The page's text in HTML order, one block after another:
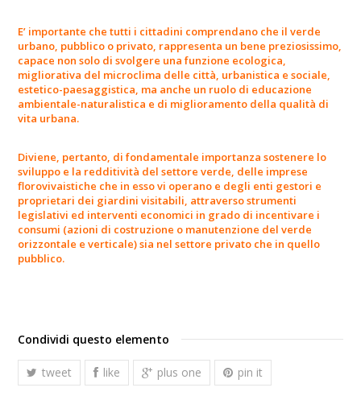
E’ importante che tutti i cittadini comprendano che il verde
urbano, pubblico o privato, rappresenta un bene preziosissimo,
capace non solo di svolgere una funzione ecologica,
migliorativa del microclima delle città, urbanistica e sociale,
estetico-paesaggistica, ma anche un ruolo di educazione
ambientale-naturalistica e di miglioramento della qualità di
vita urbana.
Diviene, pertanto, di fondamentale importanza sostenere lo
sviluppo e la redditività del settore verde, delle imprese
florovivaistiche che in esso vi operano e degli enti gestori e
proprietari dei giardini visitabili, attraverso strumenti
legislativi ed interventi economici in grado di incentivare i
consumi (azioni di costruzione o manutenzione del verde
orizzontale e verticale) sia nel settore privato che in quello
pubblico.
Condividi questo elemento
tweet like plus one pin it